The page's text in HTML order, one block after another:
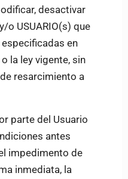
desactivar
o USUARIO(s) que
en
la ley vigente, sin
resarcimiento a
parte del Usuario
antes
impedimento de
inmediata, la